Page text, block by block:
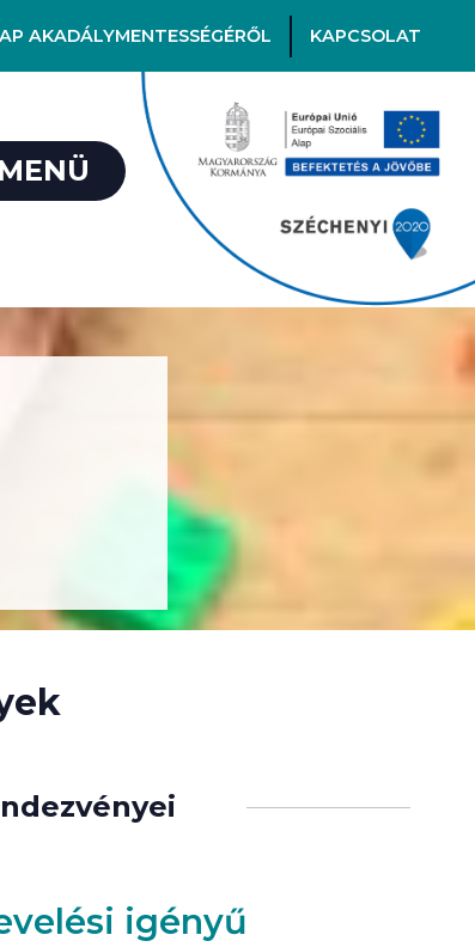
AKADÁLYMENTESSÉGÉRŐL KAPCSOLAT
MENÜ
igényű